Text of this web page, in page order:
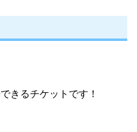
きるチケットです！